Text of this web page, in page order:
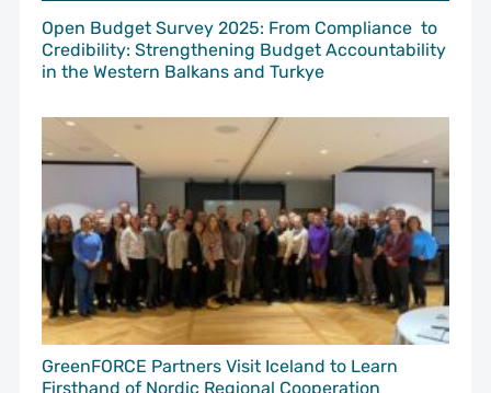
Open Budget Survey 2025: From Compliance to
Credibility: Strengthening Budget Accountability
in the Western Balkans and Turkye
GreenFORCE Partners Visit Iceland to Learn
Firsthand of Nordic Regional Cooperation